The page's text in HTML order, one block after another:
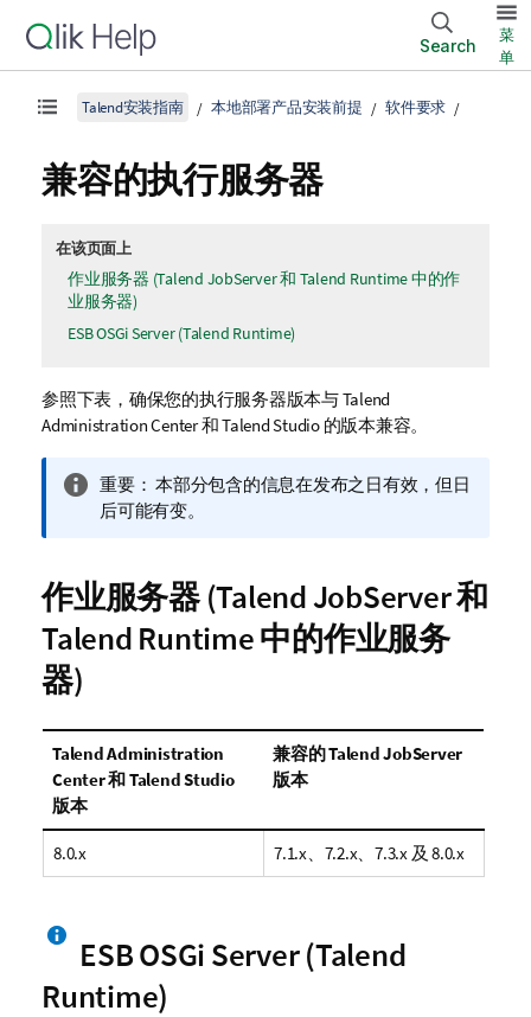
Search
菜
单
Talend安装指南 本地部署产品安装前提 软件要求
兼容的执行服务器
在该页面上
作业服务器 (Talend JobServer 和 Talend Runtime 中的作
业服务器)
ESB OSGi Server (Talend Runtime)
参照下表，确保您的执行服务器版本与Talend
Administration Center和Talend Studio的版本兼容。
信
息
重要： 本部分包含的信息在发布之日有效，但日
后可能有变。
作业服务器 (Talend JobServer和
Talend Runtime中的作业服务
器)
Talend Administration
Center和Talend Studio
版本
兼容的Talend JobServer
版本
8.0.x 7.1.x、7.2.x、7.3.x 及 8.0.x
ESB OSGi Server (Talend
Runtime)